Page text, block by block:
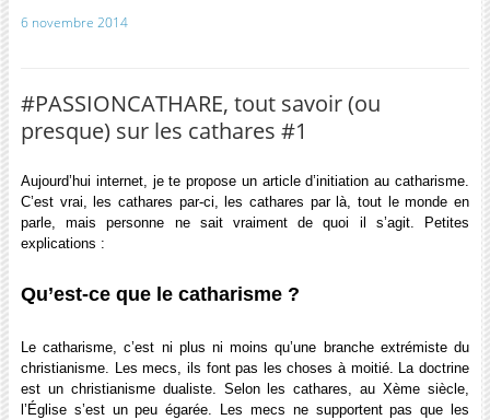
6 novembre 2014
#PASSIONCATHARE, tout savoir (ou
presque) sur les cathares #1
Aujourd’hui internet, je te propose un article d’initiation au catharisme.
C’est vrai, les cathares par-ci, les cathares par là, tout le monde en
parle, mais personne ne sait vraiment de quoi il s’agit. Petites
explications :
Qu’est-ce que le catharisme ?
Le catharisme, c’est ni plus ni moins qu’une branche extrémiste du
christianisme. Les mecs, ils font pas les choses à moitié. La doctrine
est un christianisme dualiste. Selon les cathares, au Xème siècle,
l’Église s’est un peu égarée. Les mecs ne supportent pas que les